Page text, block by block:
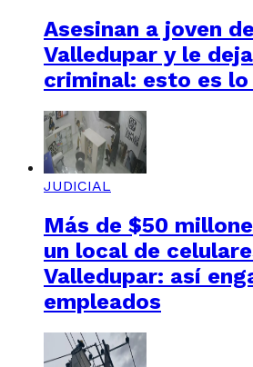
Asesinan a joven
Valledupar y le
criminal: esto es lo
JUDICIAL
Más de $50
un local de
Valledupar: así
empleados